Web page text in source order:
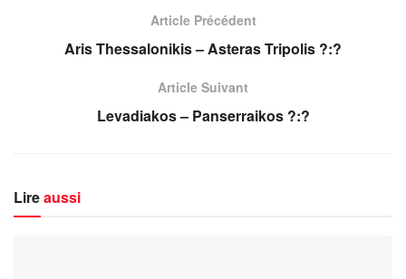
Article Précédent
Aris Thessalonikis – Asteras Tripolis ?:?
Article Suivant
Levadiakos – Panserraikos ?:?
Lireaussi